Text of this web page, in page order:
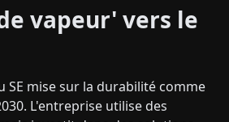
vapeur' vers le
SE mise sur la durabilité comme
L'entreprise utilise des